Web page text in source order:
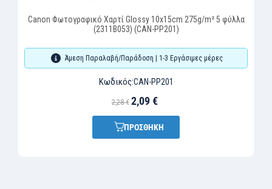
Canon Φωτογραφικό Χαρτί Glossy 10x15cm 275g/m² 5 φύλλα
(2311B053) (CAN-PP201)
Άμεση Παραλαβή/Παράδοση | 1-3 Εργάσιμες μέρες
Κωδικός:CAN-PP201
2,28 € 2,09 €
ΠΡΟΣΘΗΚΗ